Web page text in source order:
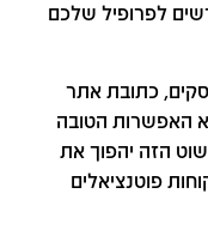
לפרופיל שלכם
כתובת אתר
האפשרות הטובה
הזה יהפוך את
פוטנציאלים